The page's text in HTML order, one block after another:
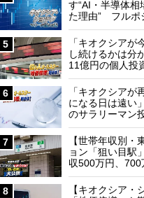
す“AI・半導体相
た理由” フルポ
5
「キオクシアが
し続けるかは分
11億円の個人投
6
「キオクシアが
になる日は遠い
のサラリーマン
7
【世帯年収別・
ョン「狙い目駅
収500万円、700
8
【キオクシア・